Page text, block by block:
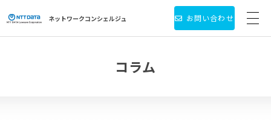
ネットワークコンシェルジュ お問い合わせ
コラム